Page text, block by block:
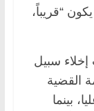
“قريباً،
سبيل
القضية
عليا، بينما